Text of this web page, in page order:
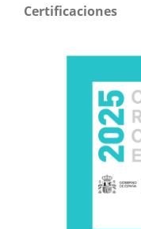
Certificaciones